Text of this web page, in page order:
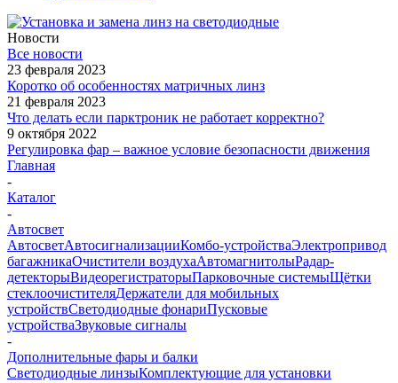
Новости
Все новости
23 февраля 2023
Коротко об особенностях матричных линз
21 февраля 2023
Что делать если парктроник не работает корректно?
9 октября 2022
Регулировка фар – важное условие безопасности движения
Главная
-
Каталог
-
Автосвет
АвтосветАвтосигнализацииКомбо-устройстваЭлектропривод
багажникаОчистители воздухаАвтомагнитолыРадар-
детекторыВидеорегистраторыПарковочные системыЩётки
стеклоочистителяДержатели для мобильных
устройствСветодиодные фонариПусковые
устройстваЗвуковые сигналы
-
Дополнительные фары и балки
Светодиодные линзыКомплектующие для установки